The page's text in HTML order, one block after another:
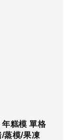
糕模 單格
蒸模/果凍